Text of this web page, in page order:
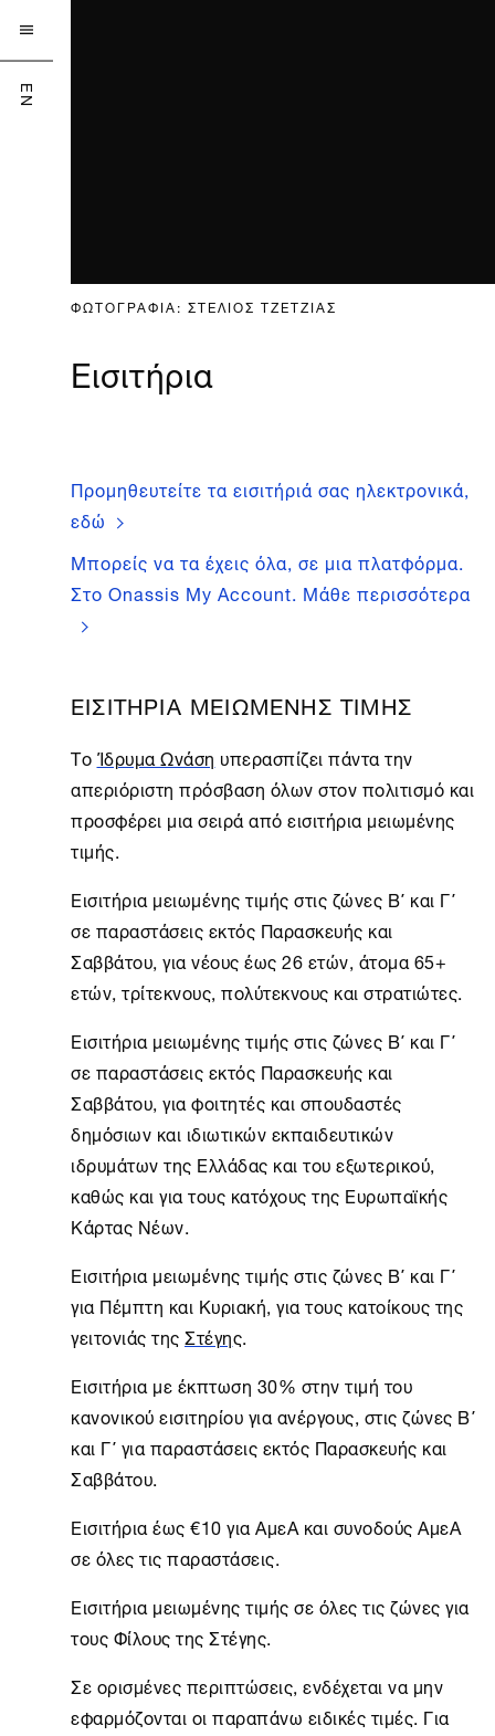

EN
ΦΩΤΟΓΡΑΦΙΑ: ΣΤΕΛΙΟΣ ΤΖΕΤΖΙΑΣ
Εισιτήρια
Προμηθευτείτε τα εισιτήριά σας ηλεκτρονικά,
εδώ
Μπορείς να τα έχεις όλα, σε μια πλατφόρμα.
Στο Onassis My Account. Μάθε περισσότερα
ΕΙΣΙΤΗΡΙΑ ΜΕΙΩΜΕΝΗΣ ΤΙΜΗΣ
ΤοΊδρυμα Ωνάση υπερασπίζει πάντα την
απεριόριστη πρόσβαση όλων στον πολιτισμό και
προσφέρει μια σειρά από εισιτήρια μειωμένης
τιμής.
Εισιτήριαμειωμένης τιμής στις ζώνες Β΄ και Γ΄
σε παραστάσεις εκτός Παρασκευής και
Σαββάτου, για νέους έως 26 ετών, άτομα 65+
ετών, τρίτεκνους, πολύτεκνους και στρατιώτες.
Εισιτήριαμειωμένης τιμής στις ζώνες Β΄ και Γ΄
σε παραστάσεις εκτός Παρασκευής και
Σαββάτου, για φοιτητές και σπουδαστές
δημόσιων και ιδιωτικών εκπαιδευτικών
ιδρυμάτων της Ελλάδας και του εξωτερικού,
καθώς και για τους κατόχους της Ευρωπαϊκής
Κάρτας Νέων.
Εισιτήριαμειωμένης τιμής στις ζώνες Β΄ και Γ΄
για Πέμπτη και Κυριακή, για τους κατοίκους της
γειτονιάς τηςΣτέγης.
Εισιτήριαμε έκπτωση 30% στην τιμή του
κανονικού εισιτηρίου για ανέργους, στις ζώνες Β΄
και Γ΄ για παραστάσεις εκτός Παρασκευής και
Σαββάτου.
Εισιτήριαέως €10 για ΑμεΑ και συνοδούς ΑμεΑ
σε όλες τις παραστάσεις.
Εισιτήριαμειωμένης τιμής σε όλες τις ζώνες για
τους Φίλους της Στέγης.
Σε ορισμένες περιπτώσεις, ενδέχεται να μην
εφαρμόζονται οι παραπάνω ειδικές τιμές. Για